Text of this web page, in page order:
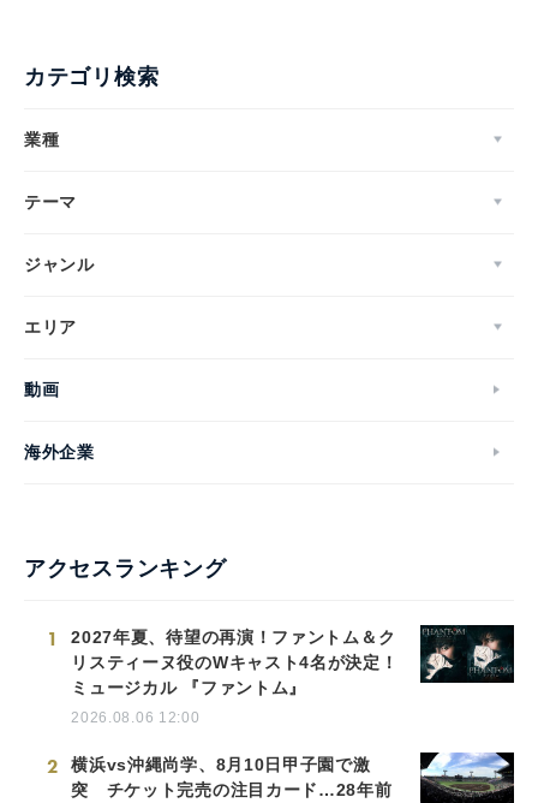
カテゴリ検索
業種
テーマ
ジャンル
エリア
動画
海外企業
アクセスランキング
1
2027年夏、待望の再演！ファントム＆ク
リスティーヌ役のWキャスト4名が決定！
ミュージカル 『ファントム』
2026.08.06 12:00
2
横浜vs沖縄尚学、8月10日甲子園で激
突 チケット完売の注目カード…28年前